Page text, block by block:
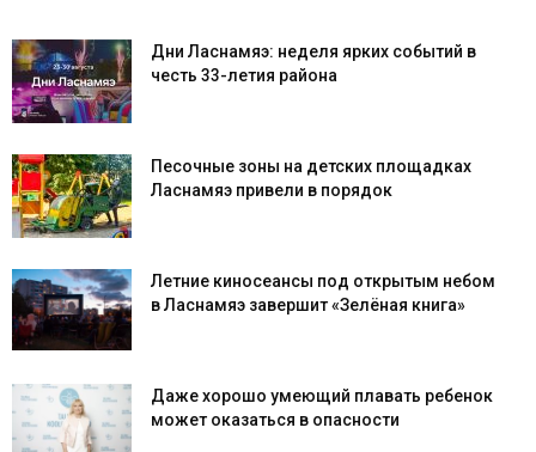
Дни Ласнамяэ: неделя ярких событий в
честь 33-летия района
Песочные зоны на детских площадках
Ласнамяэ привели в порядок
Летние киносеансы под открытым небом
в Ласнамяэ завершит «Зелёная книга»
Даже хорошо умеющий плавать ребенок
может оказаться в опасности